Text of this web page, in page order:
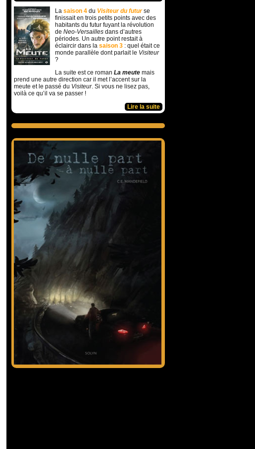
La saison 4 du Visiteur du futurse
finissait en trois petits points avec des
habitants du futur fuyant la révolution
de Neo-Versailles dans d’autres
périodes. Un autre point restait à
éclaircir dans la saison 3 : quel était ce
monde parallèle dont parlait le Visiteur
?
La suite est ce roman La meute mais
prend une autre direction car il met l’accent sur la
meute et le passé du Visiteur. Si vous ne lisez pas,
voilà ce qu’il va se passer !
Lire la suite